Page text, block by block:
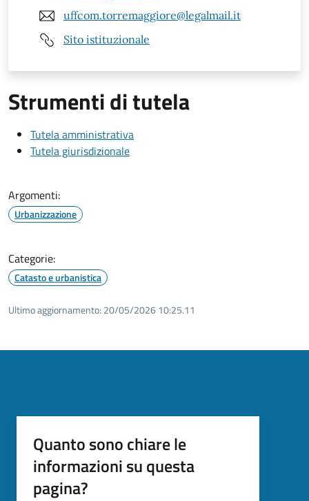
uffcom.torremaggiore@legalmail.it
Sito istituzionale
Strumenti di tutela
Tutela amministrativa
Tutela giurisdizionale
Argomenti:
Urbanizzazione
Categorie:
Catasto e urbanistica
Ultimo aggiornamento: 20/05/2026 10:25.11
Quanto sono chiare le
informazioni su questa
pagina?